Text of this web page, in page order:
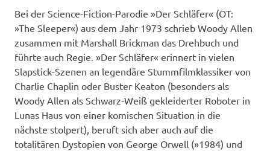
Bei der Science-Fiction-Parodie »Der Schläfer« (OT:
»The Sleeper«) aus dem Jahr 1973 schrieb Woody Allen
zusammen mit Marshall Brickman das Drehbuch und
führte auch Regie. »Der Schläfer« erinnert in vielen
Slapstick-Szenen an legendäre Stummfilmklassiker von
Charlie Chaplin oder Buster Keaton (besonders als
Woody Allen als Schwarz-Weiß gekleiderter Roboter in
Lunas Haus von einer komischen Situation in die
nächste stolpert), beruft sich aber auch auf die
totalitären Dystopien von George Orwell (»1984) und